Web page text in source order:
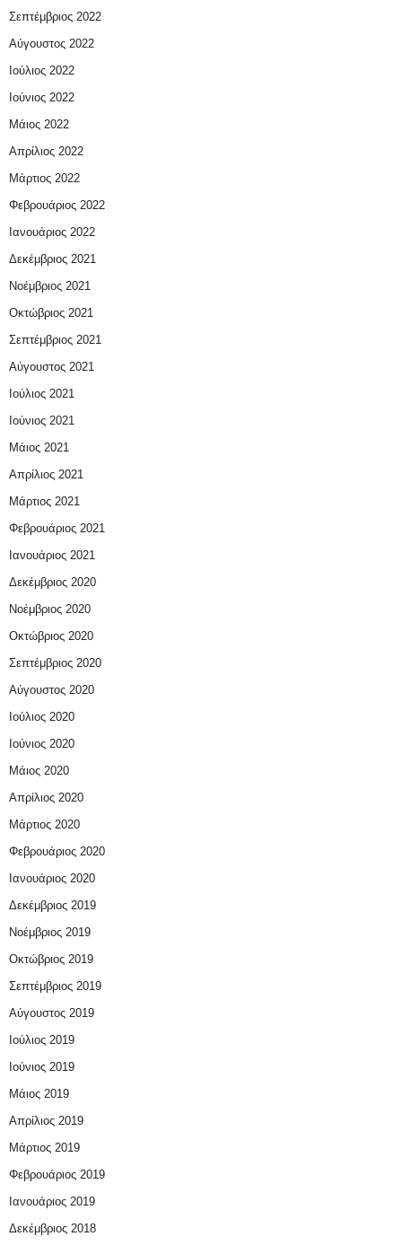
Σεπτέμβριος 2022
Αύγουστος 2022
Ιούλιος 2022
Ιούνιος 2022
Μάιος 2022
Απρίλιος 2022
Μάρτιος 2022
Φεβρουάριος 2022
Ιανουάριος 2022
Δεκέμβριος 2021
Νοέμβριος 2021
Οκτώβριος 2021
Σεπτέμβριος 2021
Αύγουστος 2021
Ιούλιος 2021
Ιούνιος 2021
Μάιος 2021
Απρίλιος 2021
Μάρτιος 2021
Φεβρουάριος 2021
Ιανουάριος 2021
Δεκέμβριος 2020
Νοέμβριος 2020
Οκτώβριος 2020
Σεπτέμβριος 2020
Αύγουστος 2020
Ιούλιος 2020
Ιούνιος 2020
Μάιος 2020
Απρίλιος 2020
Μάρτιος 2020
Φεβρουάριος 2020
Ιανουάριος 2020
Δεκέμβριος 2019
Νοέμβριος 2019
Οκτώβριος 2019
Σεπτέμβριος 2019
Αύγουστος 2019
Ιούλιος 2019
Ιούνιος 2019
Μάιος 2019
Απρίλιος 2019
Μάρτιος 2019
Φεβρουάριος 2019
Ιανουάριος 2019
Δεκέμβριος 2018